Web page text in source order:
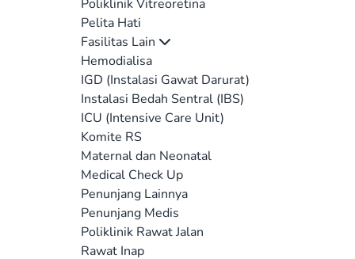
Poliklinik Vitreoretina
Pelita Hati
Fasilitas Lain
Hemodialisa
IGD (Instalasi Gawat Darurat)
Instalasi Bedah Sentral (IBS)
ICU (Intensive Care Unit)
Komite RS
Maternal dan Neonatal
Medical Check Up
Penunjang Lainnya
Penunjang Medis
Poliklinik Rawat Jalan
Rawat Inap